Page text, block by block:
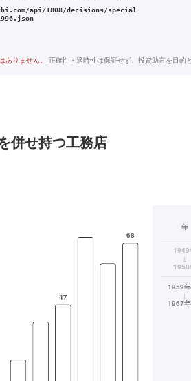
api/1808/decisions/special
ありません。 正確性・適時性は保証せず、投資助言を目的
併せ持つ工務店
年
1949
↓
1958
1959
↓
1967